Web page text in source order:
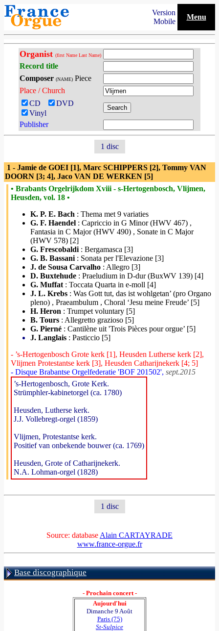
Version
Mobile
Menu
Organist (first Name Last Name)
Record title
Composer (NAME) Piece
Place / Church
CD
DVD
Vinyl
Publisher
1 disc
1 - Jamie de GOEI [1], Marc SCHIPPERS [2], Tommy VAN
DOORN [3; 4], Jaco VAN DE WERKEN [5]
• Brabants Orgelrijkdom Xviii - s-Hertogenbosch, Vlijmen,
Heusden, vol. 18 •
K. P. E. Bach : Thema met 9 variaties
G. F. Haendel : Capriccio in G Minor (HWV 467) ,
Fantasia in C Major (HWV 490) , Sonate in C Major
(HWV 578) [2]
G. Frescobaldi : Bergamasca [3]
G. B. Bassani : Sonata per l'Elevazione [3]
J. de Sousa Carvalho : Allegro [3]
D. Buxtehude : Praeludium in D-dur (BuxWV 139) [4]
G. Muffat : Toccata Quarta in e-moll [4]
J. L. Krebs : Was Gott tut, das ist wohlgetan’ (pro Organo
pleno) , Praeambulum , Choral ‘Jesu meine Freude’ [5]
H. Heron : Trumpet voluntary [5]
B. Tours : Allegretto grazioso [5]
G. Pierné : Cantilène uit 'Trois Pièces pour orgue’ [5]
J. Langlais : Pasticcio [5]
- ’s-Hertogenbosch Grote kerk [1], Heusden Lutherse kerk [2],
Vlijmen Protestantse kerk [3], Heusden Catharijnekerk [4; 5]
- Disque Brabantse Orgelfederatie 'BOF 201502', sept.2015
’s-Hertogenbosch, Grote Kerk.
Strümphler-kabinetorgel (ca. 1780)
Heusden, Lutherse kerk.
J.J. Vollebregt-orgel (1859)
Vlijmen, Protestantse kerk.
Positief van onbekende bouwer (ca. 1769)
Heusden, Grote of Catharijnekerk.
N.A. Lohman-orgel (1828)
1 disc
Source: database Alain CARTAYRADE
www.france-orgue.fr
Base discographique
- Prochain concert -
Aujourd'hui
Dimanche 9 Août
Paris (75)
St-Sulpice